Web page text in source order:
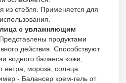
из стебля. Применяется для
с увлажняющим
Представлены продуктами
действия. Способствуют
водного баланса кожи,
мороза, солнца.
- Балансер крем-гель от